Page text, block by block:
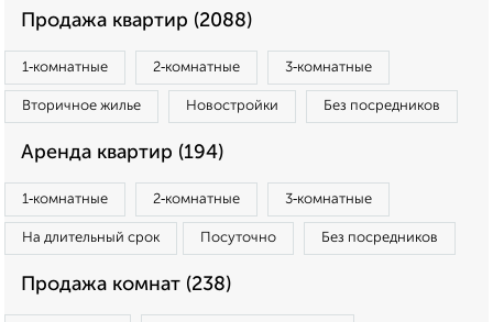
Продажа квартир (2088)
1‑комнатные 2‑комнатные 3‑комнатные
Вторичное жилье Новостройки Без посредников
Аренда квартир (194)
1‑комнатные 2‑комнатные 3‑комнатные
На длительный срок Посуточно Без посредников
Продажа комнат (238)